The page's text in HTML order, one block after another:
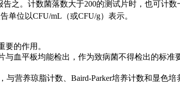
之。计数菌落数大于200的测试片时，也可计
单位以CFU/mL（或CFU/g）表示。
的作用。
血平板均能检出，作为致病菌不得检出的标准
营养琼脂计数、Baird-Parker培养计数和显色